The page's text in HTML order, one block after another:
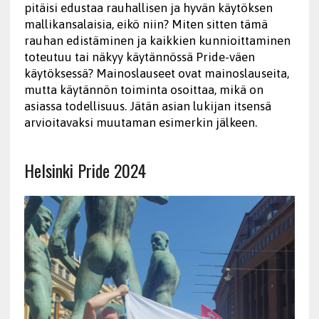
pitäisi edustaa rauhallisen ja hyvän käytöksen
mallikansalaisia, eikö niin? Miten sitten tämä
rauhan edistäminen ja kaikkien kunnioittaminen
toteutuu tai näkyy käytännössä Pride-väen
käytöksessä? Mainoslauseet ovat mainoslauseita,
mutta käytännön toiminta osoittaa, mikä on
asiassa todellisuus. Jätän asian lukijan itsensä
arvioitavaksi muutaman esimerkin jälkeen.
Helsinki Pride 2024